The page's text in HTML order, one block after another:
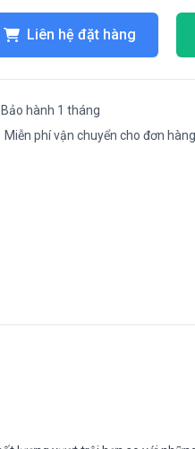
Liên hệ đặt hàng
Bảo hành 1 tháng
Miễn phí vận chuyển cho đơn